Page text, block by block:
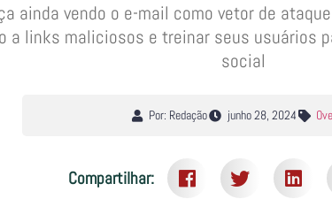
ainda vendo o e-mail como vetor de
a links maliciosos e treinar seus usuários
social
Por: Redação junho 28, 2024
Compartilhar: